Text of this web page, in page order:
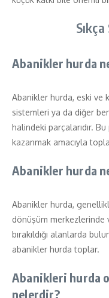
Abanikler hurda
Abanikler hurda, eski ve
sistemleri ya da diğer
halindeki parçalarıdır.
kazanmak amacıyla
Abanikler hurda
Abanikler hurda,
dönüşüm merkezlerinde
bırakıldığı alanlarda
abanikler hurda toplar.
Abanikleri hurda
nelerdir?